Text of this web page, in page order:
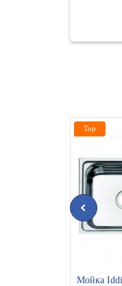
Мойка
Top